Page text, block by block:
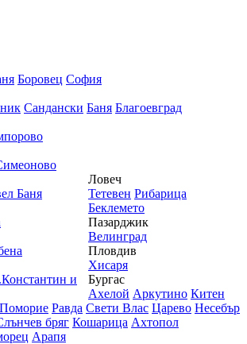
Боровец София
Сандански Баня Благоевград
Баня
и
Ловеч
Тетевен Рибарица
Беклемето
Пазарджик
Велинград
Пловдив
Хисаря
Бургас
Ахелой Аркутино Китен
Поморие Равда Свети Влас Царево Несебър
бряг Кошарица Ахтопол
Арапя